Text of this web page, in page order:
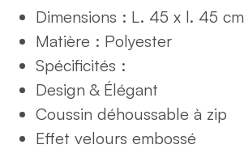
Dimensions : L. 45 x l. 45 cm
Matière : Polyester
Spécificités :
Design & Élégant
Coussin déhoussable à zip
Effet velours embossé